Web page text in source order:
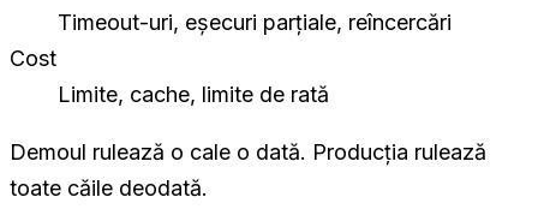
Timeout-uri, eșecuri parțiale, reîncercări
Cost
Limite, cache, limite de rată
Demoul rulează o cale o dată. Producția rulează
toate căile deodată.